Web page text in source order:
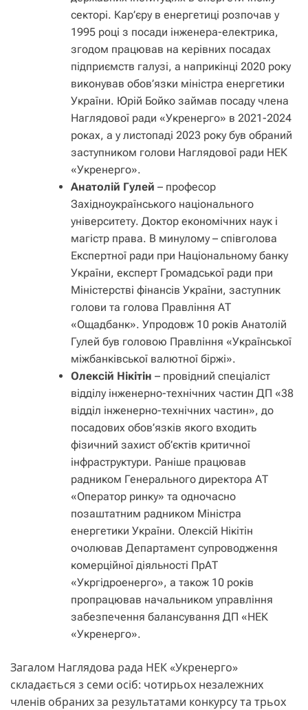
секторі. Кар’єру в енергетиці розпочав у
1995 році з посади інженера-електрика,
згодом працював на керівних посадах
підприємств галузі, а наприкінці 2020 року
виконував обов’язки міністра енергетики
України. Юрій Бойко займав посаду члена
Наглядової ради «Укренерго» в 2021-2024
роках, а у листопаді 2023 року був обраний
заступником голови Наглядової ради НЕК
«Укренерго».
Анатолій Гулей – професор
Західноукраїнського національного
університету. Доктор економічних наук і
магістр права. В минулому – співголова
Експертної ради при Національному банку
України, експерт Громадської ради при
Міністерстві фінансів України, заступник
голови та голова Правління АТ
«Ощадбанк». Упродовж 10 років Анатолій
Гулей був головою Правління «Української
міжбанківської валютної біржі».
Олексій Нікітін – провідний спеціаліст
відділу інженерно-технічних частин ДП «38
відділ інженерно-технічних частин», до
посадових обов’язків якого входить
фізичний захист об’єктів критичної
інфраструктури. Раніше працював
радником Генерального директора АТ
«Оператор ринку» та одночасно
позаштатним радником Міністра
енергетики України. Олексій Нікітін
очолював Департамент супроводження
комерційної діяльності ПрАТ
«Укргідроенерго», а також 10 років
пропрацював начальником управління
забезпечення балансування ДП «НЕК
«Укренерго».
Загалом Наглядова рада НЕК «Укренерго»
складається з семи осіб: чотирьох незалежних
членів обраних за результатами конкурсу та трьох